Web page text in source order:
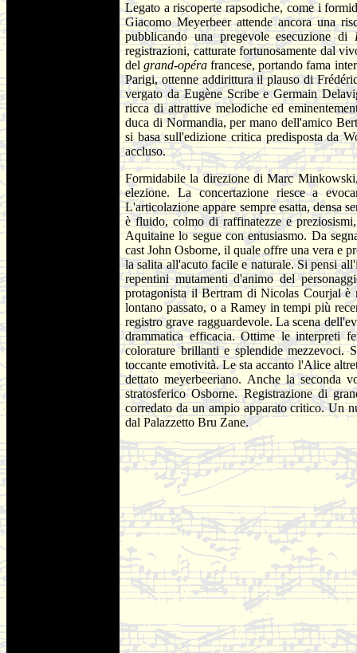
Legato a riscoperte rapsodiche, come i
Giacomo Meyerbeer attende ancora una
pubblicando una pregevole esecuzione di
registrazioni, catturate fortunosamente dal
delgrand-opérafrancese, portando fama
Parigi, ottenne addirittura il plauso di
vergato da Eugène Scribe e Germain
ricca di attrattive melodiche ed
duca di Normandia, per mano dell'amico
si basa sull'edizione critica predisposta da
accluso.
Formidabile la direzione di Marc
elezione. La concertazione riesce a
L'articolazione appare sempre esatta, densa
è fluido, colmo di raffinatezze e
Aquitaine lo segue con entusiasmo. Da
cast John Osborne, il quale offre una vera e
la salita all'acuto facile e naturale. Si pensi
repentini mutamenti d'animo del
protagonista il Bertram di Nicolas Courjal
lontano passato, o a Ramey in tempi più
registro grave ragguardevole. La scena
drammatica efficacia. Ottime le interpreti
colorature brillanti e splendide mezzevoci.
toccante emotività. Le sta accanto l'Alice
dettato meyerbeeriano. Anche la
stratosferico Osborne. Registrazione di
corredato da un ampio apparato critico. Un
dal Palazzetto Bru Zane.